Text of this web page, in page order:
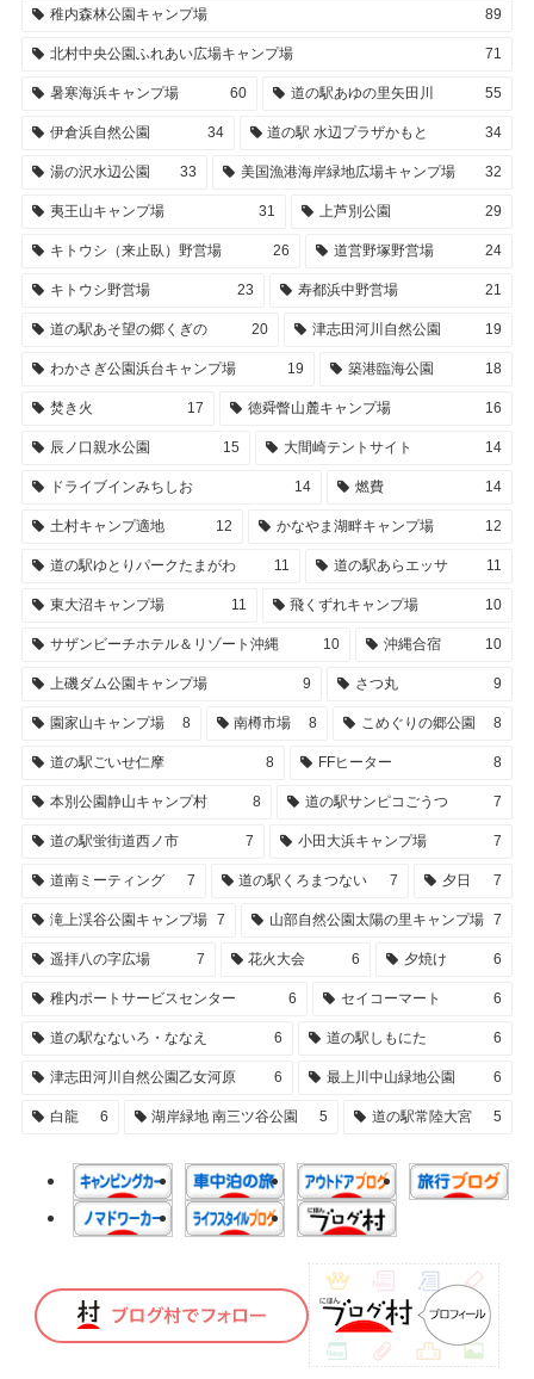
稚内森林公園キャンプ場 89
北村中央公園ふれあい広場キャンプ場 71
暑寒海浜キャンプ場 60 道の駅あゆの里矢田川 55
伊倉浜自然公園 34 道の駅 水辺プラザかもと 34
湯の沢水辺公園 33 美国漁港海岸緑地広場キャンプ場 32
夷王山キャンプ場 31 上芦別公園 29
キトウシ（来止臥）野営場 26 道営野塚野営場 24
キトウシ野営場 23 寿都浜中野営場 21
道の駅あそ望の郷くぎの 20 津志田河川自然公園 19
わかさぎ公園浜台キャンプ場 19 築港臨海公園 18
焚き火 17 徳舜瞥山麓キャンプ場 16
辰ノ口親水公園 15 大間崎テントサイト 14
ドライブインみちしお 14 燃費 14
土村キャンプ適地 12 かなやま湖畔キャンプ場 12
道の駅ゆとりパークたまがわ 11 道の駅あらエッサ 11
東大沼キャンプ場 11 飛くずれキャンプ場 10
サザンビーチホテル＆リゾート沖縄 10 沖縄合宿 10
上磯ダム公園キャンプ場 9 さつ丸 9
園家山キャンプ場 8 南樽市場 8 こめぐりの郷公園 8
道の駅ごいせ仁摩 8 FFヒーター 8
本別公園静山キャンプ村 8 道の駅サンピコごうつ 7
道の駅蛍街道西ノ市 7 小田大浜キャンプ場 7
道南ミーティング 7 道の駅くろまつない 7 夕日 7
滝上渓谷公園キャンプ場 7 山部自然公園太陽の里キャンプ場 7
遥拝八の字広場 7 花火大会 6 夕焼け 6
稚内ポートサービスセンター 6 セイコーマート 6
道の駅なないろ・ななえ 6 道の駅しもにた 6
津志田河川自然公園乙女河原 6 最上川中山緑地公園 6
白龍 6 湖岸緑地 南三ツ谷公園 5 道の駅常陸大宮 5